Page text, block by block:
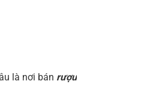
là nơi bán rượu